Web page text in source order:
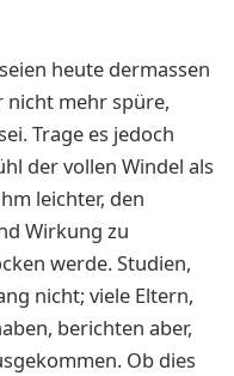
heute dermassen
nicht mehr spüre,
Trage es jedoch
der vollen Windel als
leichter, den
Wirkung zu
werde. Studien,
nicht; viele Eltern,
berichten aber,
Ob dies